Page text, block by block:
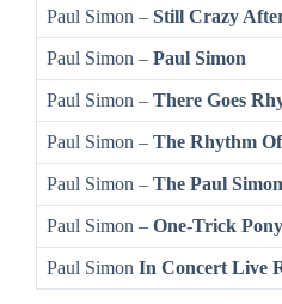
Paul Simon – Still Crazy
Paul Simon – Paul Simon
Paul Simon – There Goes
Paul Simon – The Rhythm
Paul Simon – The Paul
Paul Simon – One-Trick Pony
Paul Simon In Concert Live